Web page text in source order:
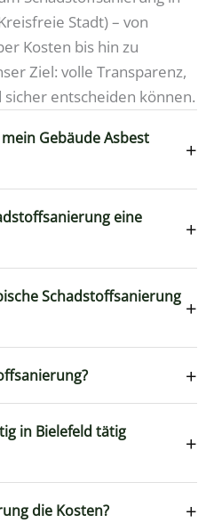
Stadt) – von
Kosten bis hin zu
Ziel: volle Transparenz,
entscheiden können.
Gebäude Asbest
+
eine
+
Schadstoffsanierung +
+
in Bielefeld tätig
+
die Kosten? +